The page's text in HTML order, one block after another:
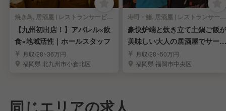
焼き鳥, 居酒屋 | レストランサービス・ホールスタッフ
【九州初出店！】アパレル×飲
食×地域活性｜ホールスタッフ
月収/28~36万円
福岡県 北九州市小倉北区
寿司・鮨, 居酒屋 | レストランサービス・ホールスタッフ
豪快炉端と炊き立て土鍋ご飯が
美味しい大人の居酒屋でサービ
ススタッフ
月収/28~50万円
福岡県 福岡市中央区
同じエリアの求人